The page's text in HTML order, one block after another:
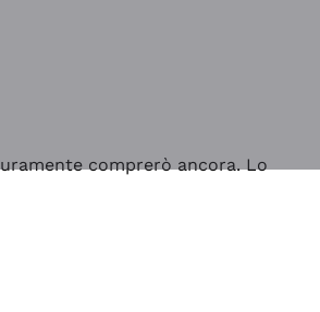
comprerò ancora. Lo